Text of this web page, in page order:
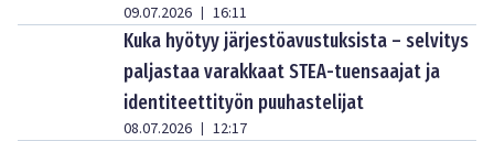
09.07.2026 | 16:11
Kuka hyötyy järjestöavustuksista – selvitys
paljastaa varakkaat STEA-tuensaajat ja
identiteettityön puuhastelijat
08.07.2026 | 12:17